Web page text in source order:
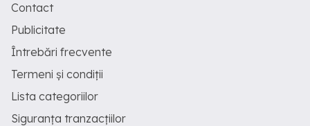
Contact
Publicitate
Întrebări frecvente
Termeni și condiții
Lista categoriilor
Siguranța tranzacțiilor